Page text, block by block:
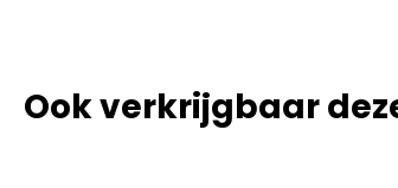
Ook verkrijgbaar